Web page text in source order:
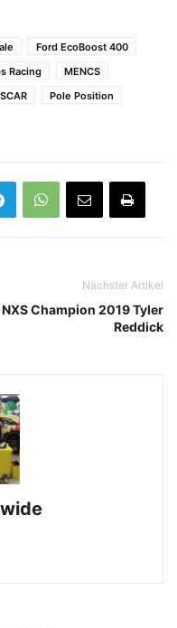
Ford EcoBoost 400
Racing
MENCS
Pole Position
Nächster Artikel
NXS Champion 2019 Tyler
Reddick